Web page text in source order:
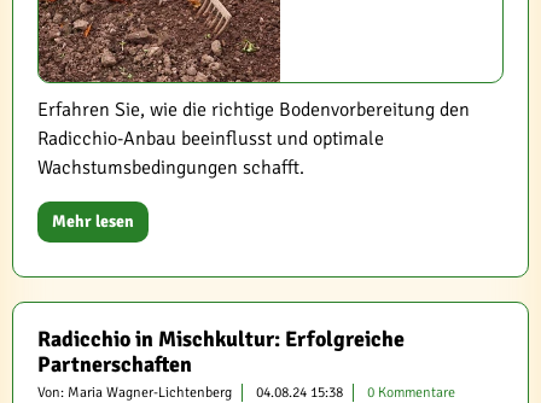
Erfahren Sie, wie die richtige Bodenvorbereitung den
Radicchio-Anbau beeinflusst und optimale
Wachstumsbedingungen schafft.
Mehr lesen
Radicchio in Mischkultur: Erfolgreiche
Partnerschaften
Von: Maria Wagner-Lichtenberg 04.08.24 15:38 0 Kommentare